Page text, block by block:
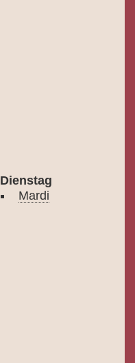
Dienstag
Mardi